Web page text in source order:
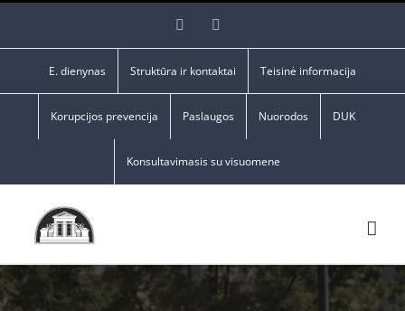
Facebook
E. dienynas Struktūra ir kontaktai Teisinė informacija
Korupcijos prevencija Paslaugos Nuorodos DUK
Konsultavimasis su visuomene